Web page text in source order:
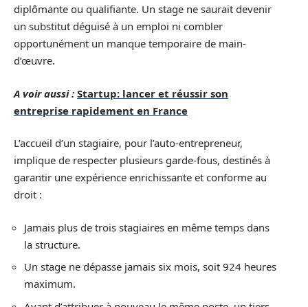
diplômante ou qualifiante. Un stage ne saurait devenir
un substitut déguisé à un emploi ni combler
opportunément un manque temporaire de main-
d’œuvre.
A voir aussi : Startup: lancer et réussir son
entreprise rapidement en France
L’accueil d’un stagiaire, pour l’auto-entrepreneur,
implique de respecter plusieurs garde-fous, destinés à
garantir une expérience enrichissante et conforme au
droit :
Jamais plus de trois stagiaires en même temps dans
la structure.
Un stage ne dépasse jamais six mois, soit 924 heures
maximum.